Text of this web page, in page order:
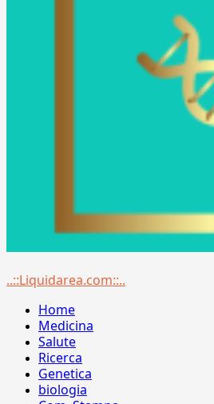
Menu
..::Liquidarea.com::..
Home
Medicina
Salute
Ricerca
Genetica
biologia